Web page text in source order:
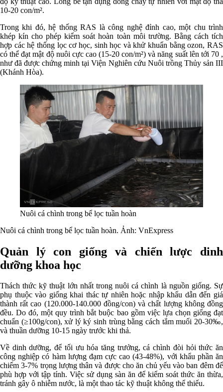
10-20 con/m².
Trong khi đó, hệ thống RAS là công nghệ đỉnh cao, một chu trình
khép kín cho phép kiểm soát hoàn toàn môi trường. Bằng cách tích
hợp các hệ thống lọc cơ học, sinh học và khử khuẩn bằng ozon, RAS
có thể đạt mật độ nuôi cực cao (15-20 con/m²) và năng suất lên tới 70 ,
như đã được chứng minh tại Viện Nghiên cứu Nuôi trồng Thủy sản III
(Khánh Hòa).
Nuôi cá chình trong bể lọc tuần hoàn
Nuôi cá chình trong bể lọc tuần hoàn. Ảnh: VnExpress
Quản lý con giống và chiến lược dinh
dưỡng khoa học
Thách thức kỹ thuật lớn nhất trong nuôi cá chình là nguồn giống. Sự
phụ thuộc vào giống khai thác tự nhiên hoặc nhập khẩu dẫn đến giá
thành rất cao (120.000-140.000 đồng/con) và chất lượng không đồng
đều. Do đó, một quy trình bắt buộc bao gồm việc lựa chọn giống đạt
chuẩn (≥100g/con), xử lý ký sinh trùng bằng cách tắm muối 20-30‰,
và thuần dưỡng 10-15 ngày trước khi thả.
Về dinh dưỡng, để tối ưu hóa tăng trưởng, cá chình đòi hỏi thức ăn
công nghiệp có hàm lượng đạm cực cao (43-48%), với khẩu phần ăn
chiếm 3-7% trọng lượng thân và được cho ăn chủ yếu vào ban đêm để
phù hợp với tập tính. Việc sử dụng sàn ăn để kiểm soát thức ăn thừa,
tránh gây ô nhiễm nước, là một thao tác kỹ thuật không thể thiếu.